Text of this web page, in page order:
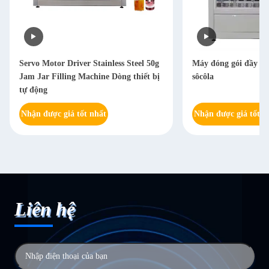
Servo Motor Driver Stainless Steel 50g
Jam Jar Filling Machine Dòng thiết bị
tự động
Nhận được giá tốt nhất
Máy đóng gói đầy
sôcôla
Nhận được giá tốt
Liên hệ